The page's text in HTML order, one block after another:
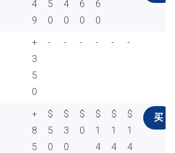
4
9
5
0
4
0
6
0
6
0
+
3
5
0
- - - - - -
+
8
5
$
5
0
$
3
0
$
0
$
1
4
$
1
4
$
1
4
买